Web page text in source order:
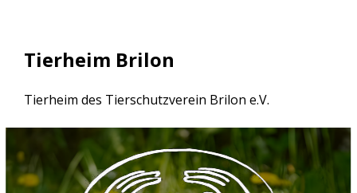
Tierheim Brilon
Tierheim des Tierschutzverein Brilon e.V.